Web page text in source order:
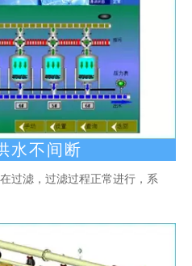
水不间断
过滤，过滤过程正常进行，系